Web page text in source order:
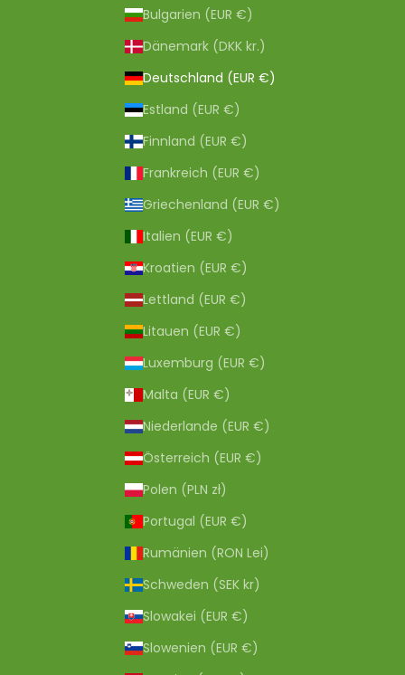
Bulgarien (EUR €)
Dänemark (DKK kr.)
Deutschland (EUR €)
Estland (EUR €)
Finnland (EUR €)
Frankreich (EUR €)
Griechenland (EUR €)
Italien (EUR €)
Kroatien (EUR €)
Lettland (EUR €)
Litauen (EUR €)
Luxemburg (EUR €)
Malta (EUR €)
Niederlande (EUR €)
Österreich (EUR €)
Polen (PLN zł)
Portugal (EUR €)
Rumänien (RON Lei)
Schweden (SEK kr)
Slowakei (EUR €)
Slowenien (EUR €)